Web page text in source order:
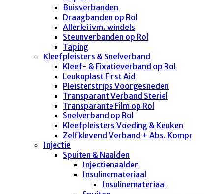
Buisverbanden
Draagbanden op Rol
Allerlei ivm. windels
Steunverbanden op Rol
Taping
Kleefpleisters & Snelverband
Kleef- & Fixatieverband op Rol
Leukoplast First Aid
Pleisterstrips Voorgesneden
Transparant Verband Steriel
Transparante Film op Rol
Snelverband op Rol
Kleefpleisters Voeding & Keuken
Zelfklevend Verband + Abs. Kompr
Injectie
Spuiten & Naalden
Injectienaalden
Insulinemateriaal
Insulinemateriaal